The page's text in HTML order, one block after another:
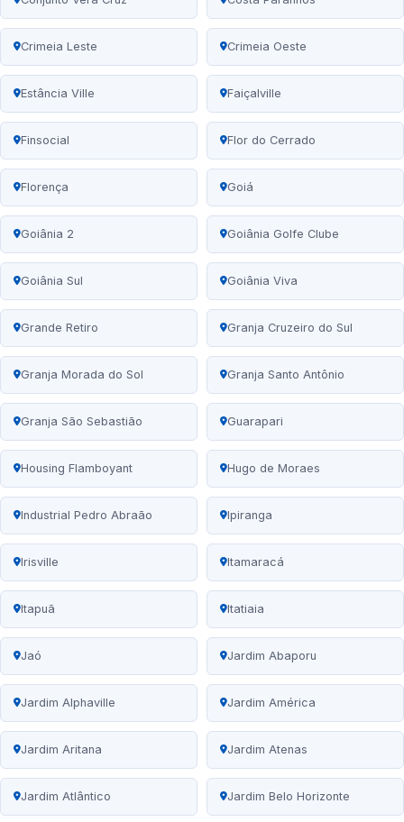
Crimeia Leste Crimeia Oeste
Estância Ville Faiçalville
Finsocial Flor do Cerrado
Florença Goiá
Goiânia 2 Goiânia Golfe Clube
Goiânia Sul Goiânia Viva
Grande Retiro Granja Cruzeiro do Sul
Granja Morada do Sol Granja Santo Antônio
Granja São Sebastião Guarapari
Housing Flamboyant Hugo de Moraes
Industrial Pedro Abraão Ipiranga
Irisville Itamaracá
Itapuã Itatiaia
Jaó Jardim Abaporu
Jardim Alphaville Jardim América
Jardim Aritana Jardim Atenas
Jardim Atlântico Jardim Belo Horizonte